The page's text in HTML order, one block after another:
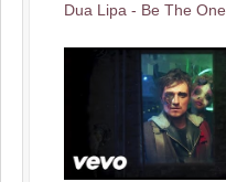
Dua Lipa - Be The One